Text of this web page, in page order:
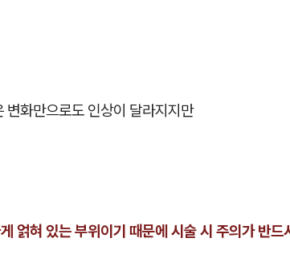
변화만으로도 인상이 달라지지만
얽혀 있는 부위이기 때문에 시술 시 주의가 반드